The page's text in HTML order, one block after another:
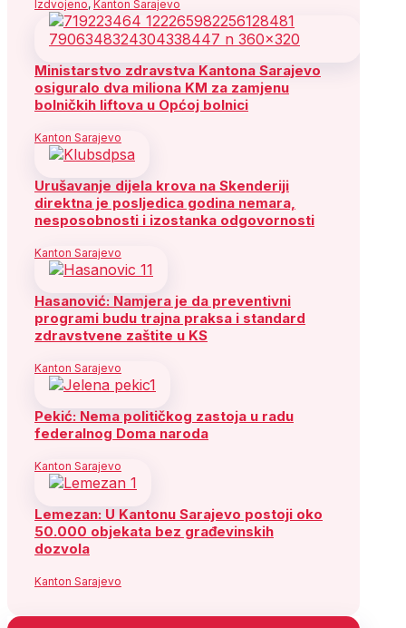
Izdvojeno, Kanton Sarajevo
Ministarstvo zdravstva Kantona Sarajevo
osiguralo dva miliona KM za zamjenu
bolničkih liftova u Općoj bolnici
Kanton Sarajevo
Urušavanje dijela krova na Skenderiji
direktna je posljedica godina nemara,
nesposobnosti i izostanka odgovornosti
Kanton Sarajevo
Hasanović: Namjera je da preventivni
programi budu trajna praksa i standard
zdravstvene zaštite u KS
Kanton Sarajevo
Pekić: Nema političkog zastoja u radu
federalnog Doma naroda
Kanton Sarajevo
Lemezan: U Kantonu Sarajevo postoji oko
50.000 objekata bez građevinskih
dozvola
Kanton Sarajevo